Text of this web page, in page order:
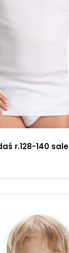
r.128-140 sale